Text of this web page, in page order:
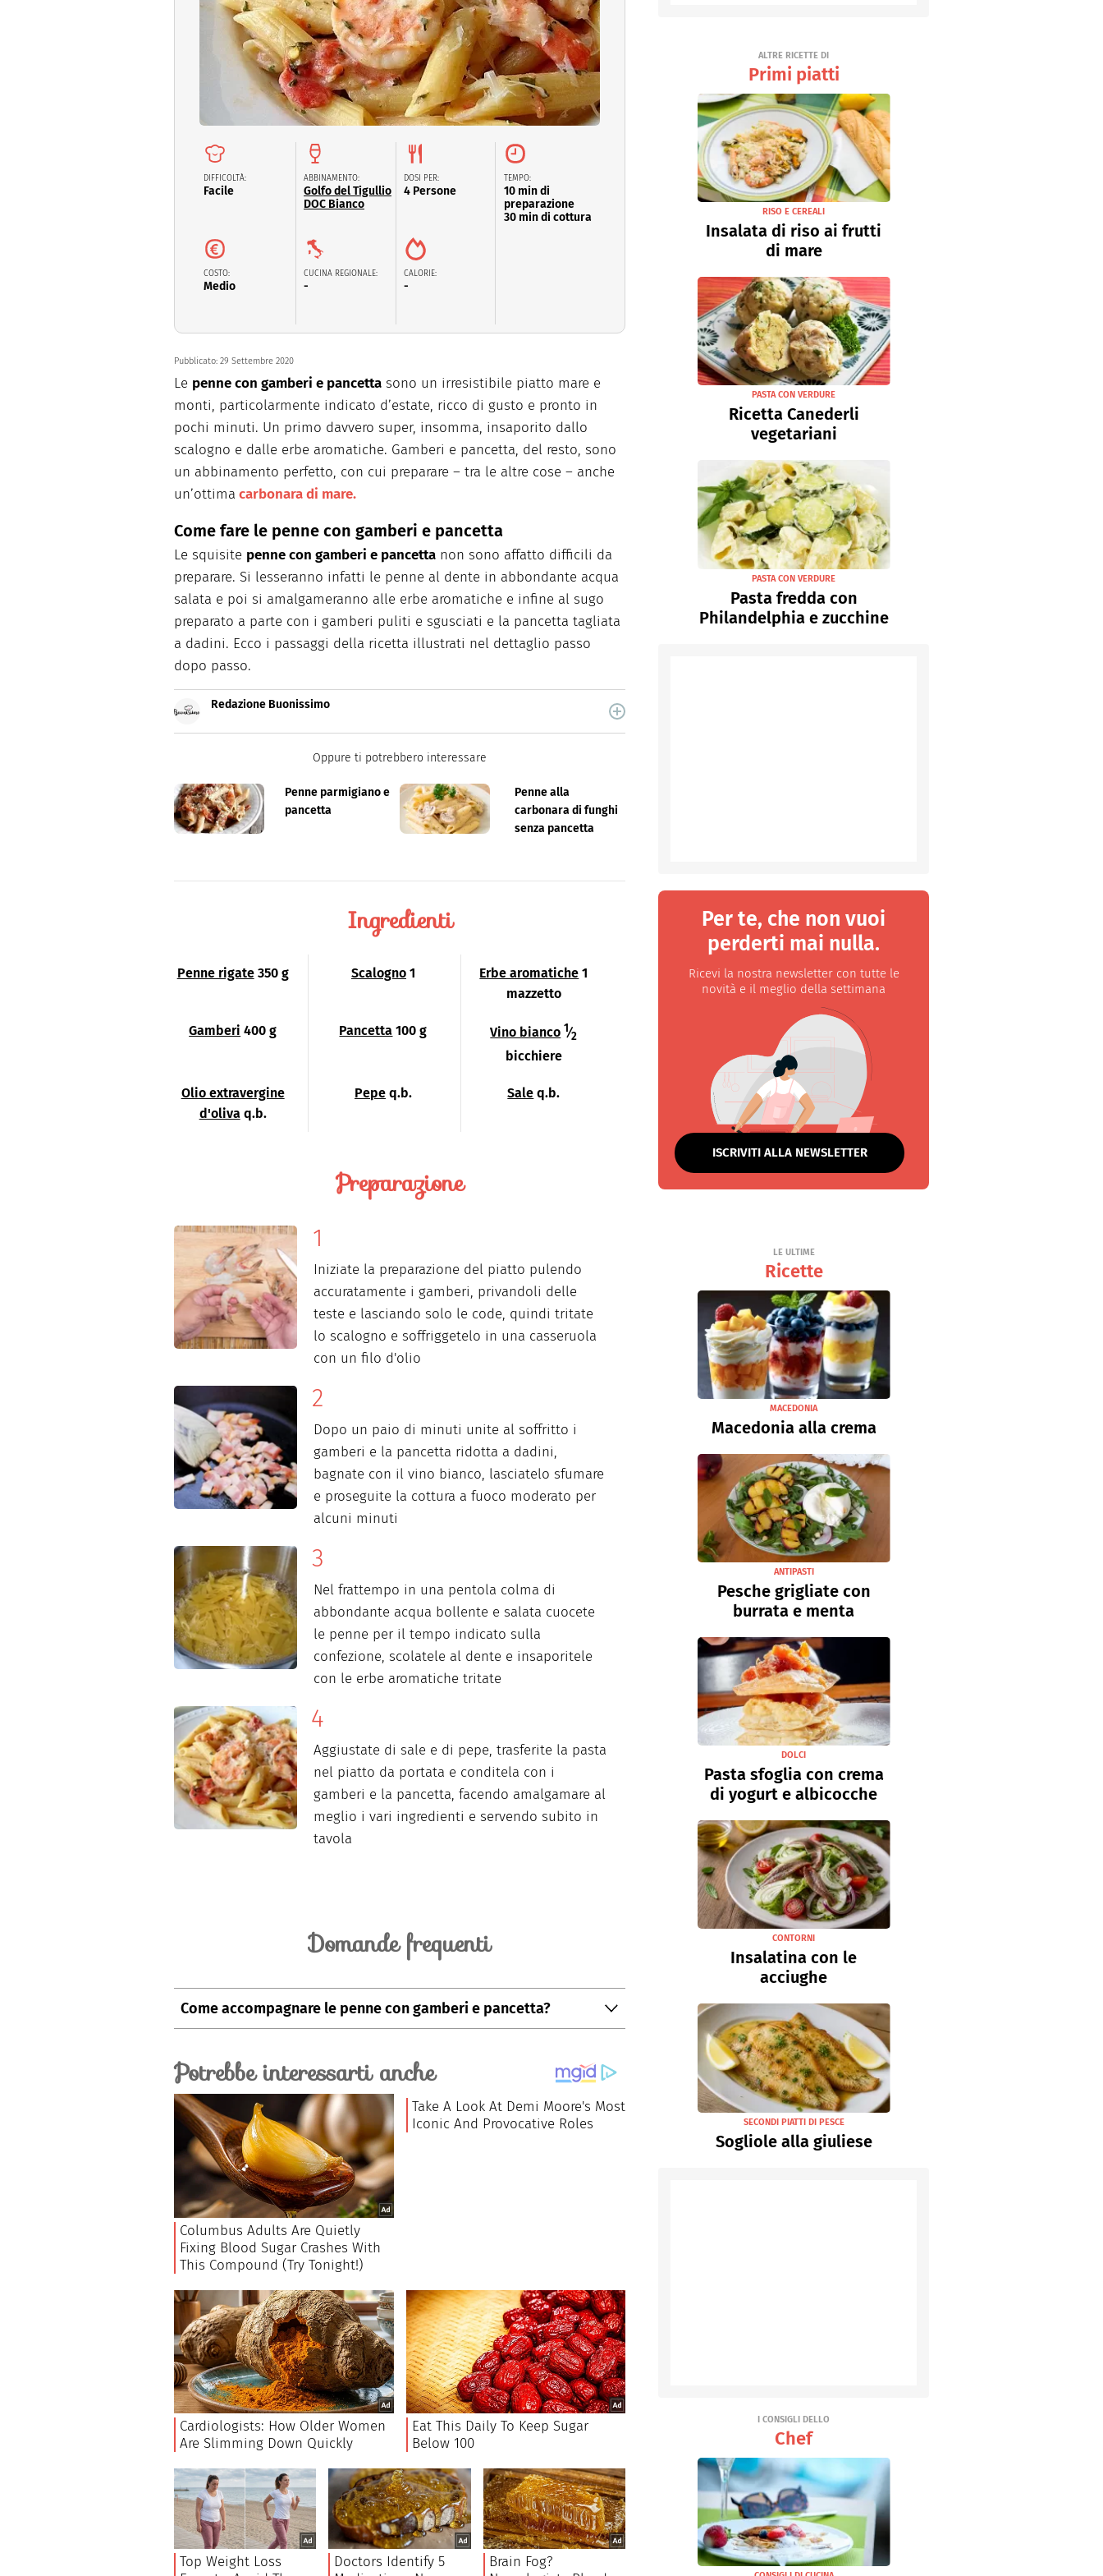
Dolci Pasqua
San Valentino
DIFFICOLTÀ:
Facile
ABBINAMENTO:
Golfo del Tigullio
DOC Bianco
COSTO:
Medio
CUCINA REGIONALE:
-
DOSI PER:
4 Persone
CALORIE:
-
TEMPO:
10 min di
preparazione
30 min di cottura
Pubblicato: 29 Settembre 2020
Le penne con gamberi e pancetta sono un irresistibile piatto mare e
monti, particolarmente indicato d’estate, ricco di gusto e pronto in
pochi minuti. Un primo davvero super, insomma, insaporito dallo
scalogno e dalle erbe aromatiche. Gamberi e pancetta, del resto, sono
un abbinamento perfetto, con cui preparare – tra le altre cose – anche
un’ottima carbonara di mare.
Come fare le penne con gamberi e pancetta
Le squisite penne con gamberi e pancetta non sono affatto difficili da
preparare. Si lesseranno infatti le penne al dente in abbondante acqua
salata e poi si amalgameranno alle erbe aromatiche e infine al sugo
preparato a parte con i gamberi puliti e sgusciati e la pancetta tagliata
a dadini. Ecco i passaggi della ricetta illustrati nel dettaglio passo
dopo passo.
Redazione Buonissimo
Buonissimo è il magazine di cucina di Italiaonline nel quale trovi idee veloci,
facili e spiegate passo passo.
Oppure ti potrebbero interessare
Penne parmigiano e
pancetta
Penne alla
carbonara di funghi
senza pancetta
Ingredienti
Penne rigate 350 g Scalogno 1 Erbe aromatiche 1
mazzetto
Gamberi 400 g Pancetta 100 g Vino bianco 1⁄2
bicchiere
Olio extravergine
d'oliva q.b.
Pepe q.b. Sale q.b.
Preparazione
Iniziate la preparazione del piatto pulendo
accuratamente i gamberi, privandoli delle
teste e lasciando solo le code, quindi tritate
lo scalogno e soffriggetelo in una casseruola
con un filo d'olio
Dopo un paio di minuti unite al soffritto i
gamberi e la pancetta ridotta a dadini,
bagnate con il vino bianco, lasciatelo sfumare
e proseguite la cottura a fuoco moderato per
alcuni minuti
Nel frattempo in una pentola colma di
abbondante acqua bollente e salata cuocete
le penne per il tempo indicato sulla
confezione, scolatele al dente e insaporitele
con le erbe aromatiche tritate
Aggiustate di sale e di pepe, trasferite la pasta
nel piatto da portata e conditela con i
gamberi e la pancetta, facendo amalgamare al
meglio i vari ingredienti e servendo subito in
tavola
Domande frequenti
Come accompagnare le penne con gamberi e pancetta?
ALTRE RICETTE DI
Primi piatti
RISO E CEREALI
Insalata di riso ai frutti
di mare
PASTA CON VERDURE
Ricetta Canederli
vegetariani
PASTA CON VERDURE
Pasta fredda con
Philandelphia e zucchine
Per te, che non vuoi
perderti mai nulla.
Ricevi la nostra newsletter con tutte le
novità e il meglio della settimana
ISCRIVITI ALLA NEWSLETTER
LE ULTIME
Ricette
MACEDONIA
Macedonia alla crema
ANTIPASTI
Pesche grigliate con
burrata e menta
DOLCI
Pasta sfoglia con crema
di yogurt e albicocche
CONTORNI
Insalatina con le
acciughe
SECONDI PIATTI DI PESCE
Sogliole alla giuliese
I CONSIGLI DELLO
Chef